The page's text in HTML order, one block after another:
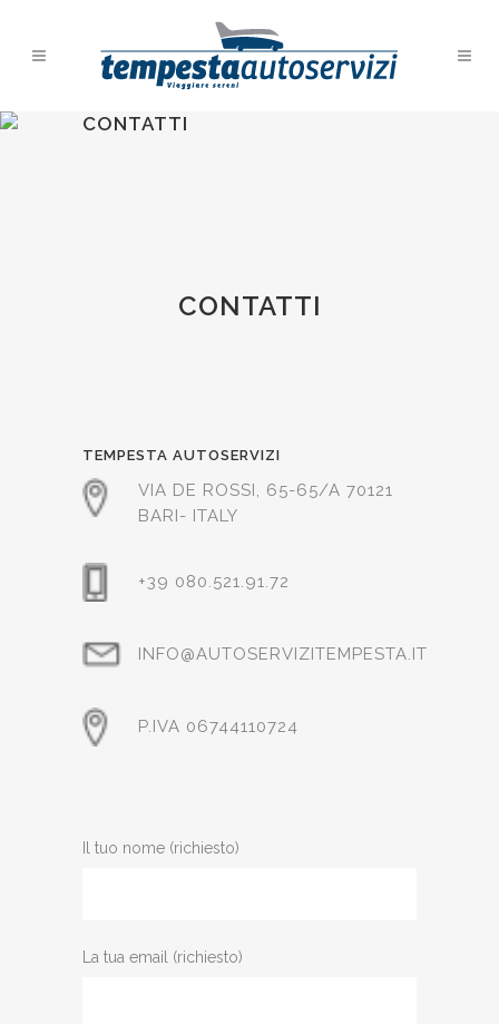
CONTATTI
CONTATTI
TEMPESTA AUTOSERVIZI
VIA DE ROSSI, 65-65/A 70121
BARI- ITALY
+39 080.521.91.72
INFO@AUTOSERVIZITEMPESTA.IT
P.IVA 06744110724
Il tuo nome (richiesto)
La tua email (richiesto)